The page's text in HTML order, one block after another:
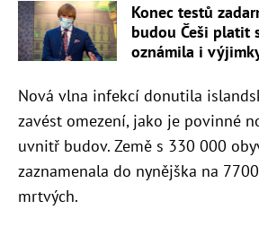
Konec testů
budou Češi platit
oznámila i
Nová vlna infekcí donutila
zavést omezení, jako je povinné
uvnitř budov. Země s 330 000
zaznamenala do nynějška na
mrtvých.